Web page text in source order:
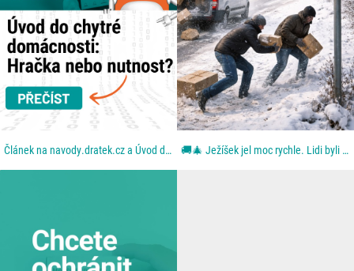
Článek na navody.dratek.cz a Úvod do chytré domácnosti. Odkaz také v BIO.... 🚚🎄 Ježíšek jel moc rychle. Lidi byli ještě rychlejší. Aneb: když se blbě zavřou dveře. Z dodávky...